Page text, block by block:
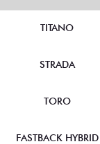
TITANO
STRADA
TORO
FASTBACK HYBRID